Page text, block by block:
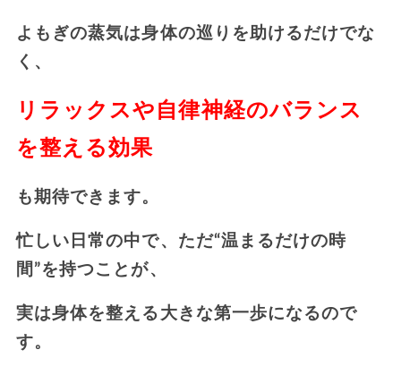
よもぎの蒸気は身体の巡りを助けるだけでな
く、
リラックスや自律神経のバランス
を整える効果
も期待できます。
忙しい日常の中で、ただ“温まるだけの時
間”を持つことが、
実は身体を整える大きな第一歩になるので
す。